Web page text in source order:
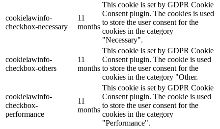
cookielawinfo-
checkbox-necessary
11
months
This cookie is set by GDPR Cookie
Consent plugin. The cookies is used
to store the user consent for the
cookies in the category
"Necessary".
cookielawinfo-
checkbox-others
11
months
This cookie is set by GDPR Cookie
Consent plugin. The cookie is used
to store the user consent for the
cookies in the category "Other.
cookielawinfo-
checkbox-
performance
11
months
This cookie is set by GDPR Cookie
Consent plugin. The cookie is used
to store the user consent for the
cookies in the category
"Performance".